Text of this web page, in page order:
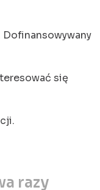
Dofinansowywany
się
razy